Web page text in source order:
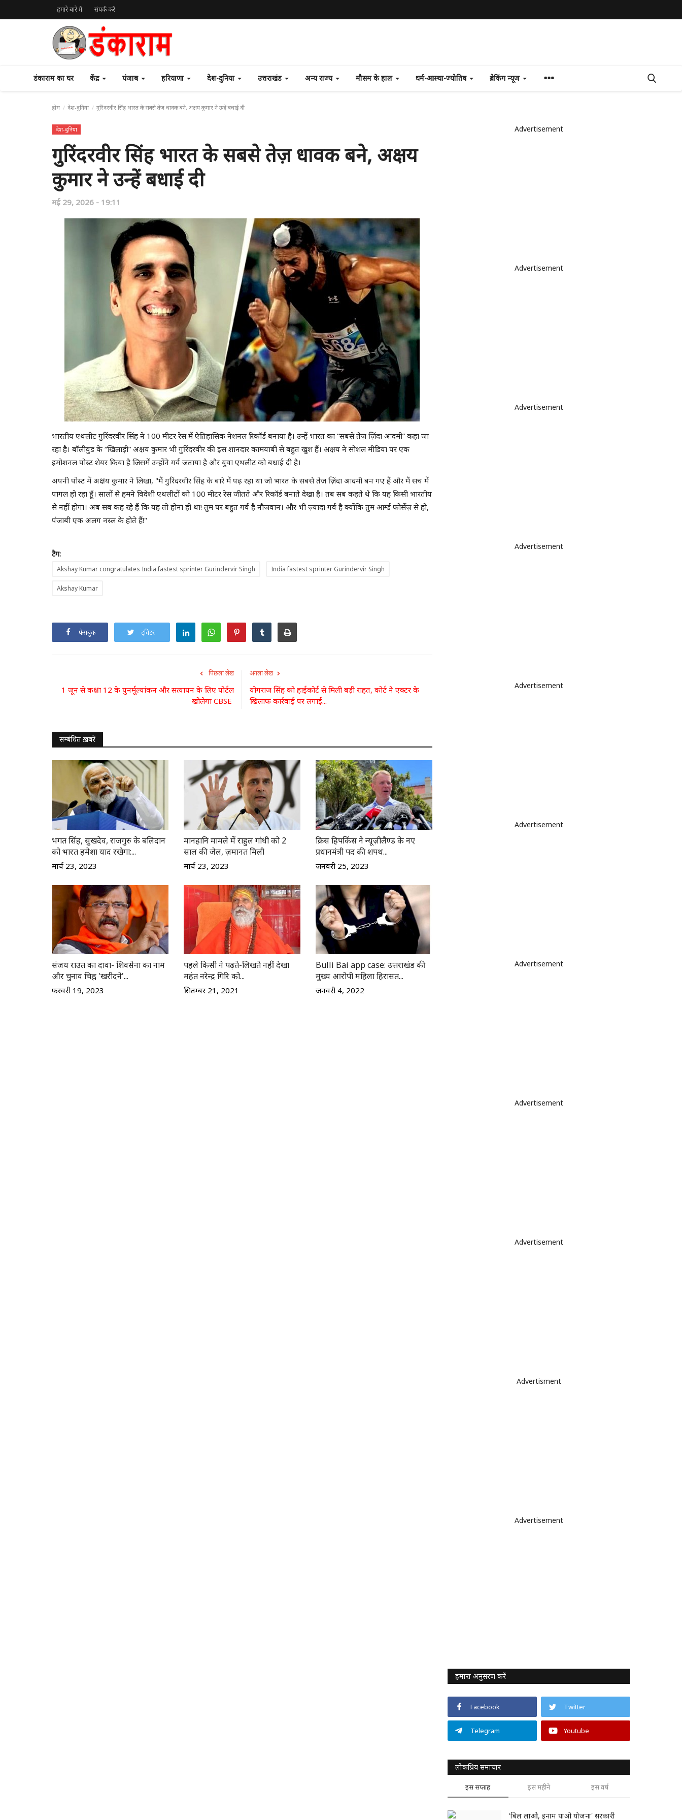
हमारे बारे में संपर्क करें
डंकाराम का घर केंद्र पंजाब हरियाणा देश-दुनिया उत्तराखंड अन्य राज्य मौसम के हाल धर्म-आस्था-ज्योतिष ब्रेकिंग न्यूज
होम देश-दुनिया गुरिंदरवीर सिंह भारत के सबसे तेज़ धावक बने, अक्षय कुमार ने उन्हें बधाई दी
देश-दुनिया
गुरिंदरवीर सिंह भारत के सबसे तेज़ धावक बने, अक्षय
कुमार ने उन्हें बधाई दी
मई 29, 2026 - 19:11
भारतीय एथलीट गुरिंदरवीर सिंह ने 100 मीटर रेस में ऐतिहासिक नेशनल रिकॉर्ड बनाया है। उन्हें भारत का “सबसे तेज़ ज़िंदा आदमी” कहा जा
रहा है। बॉलीवुड के “खिलाड़ी” अक्षय कुमार भी गुरिंदरवीर की इस शानदार कामयाबी से बहुत खुश हैं। अक्षय ने सोशल मीडिया पर एक
इमोशनल पोस्ट शेयर किया है जिसमें उन्होंने गर्व जताया है और युवा एथलीट को बधाई दी है।
अपनी पोस्ट में अक्षय कुमार ने लिखा, "मैं गुरिंदरवीर सिंह के बारे में पढ़ रहा था जो भारत के सबसे तेज़ ज़िंदा आदमी बन गए हैं और मैं सच में
पागल हो रहा हूँ। सालों से हमने विदेशी एथलीटों को 100 मीटर रेस जीतते और रिकॉर्ड बनाते देखा है। तब सब कहते थे कि यह किसी भारतीय
से नहीं होगा। अब सब कह रहे हैं कि यह तो होना ही था! तुम पर बहुत गर्व है नौजवान। और भी ज़्यादा गर्व है क्योंकि तुम आर्म्ड फोर्सेज़ से हो,
पंजाबी एक अलग नस्ल के होते हैं!"
टैग:
Akshay Kumar congratulates India fastest sprinter Gurindervir Singh India fastest sprinter Gurindervir Singh
Akshay Kumar
फेसबुक ट्विटर
पिछला लेख
1 जून से कक्षा 12 के पुनर्मूल्यांकन और सत्यापन के लिए पोर्टल
खोलेगा CBSE
अगला लेख
योगराज सिंह को हाईकोर्ट से मिली बड़ी राहत, कोर्ट ने एक्टर के
खिलाफ कार्रवाई पर लगाई...
सम्बंधित ख़बरें
भगत सिंह, सुखदेव, राजगुरु के बलिदान
को भारत हमेशा याद रखेगा:...
मार्च 23, 2023
मानहानि मामले में राहुल गांधी को 2
साल की जेल, ज़मानत मिली
मार्च 23, 2023
क्रिस हिपकिंस ने न्यूज़ीलैण्ड के नए
प्रधानमंत्री पद की शपथ...
जनवरी 25, 2023
संजय राउत का दावा- शिवसेना का नाम
और चुनाव चिह्न 'खरीदने'...
फ़रवरी 19, 2023
पहले किसी ने पढ़ते-लिखते नहीं देखा
महंत नरेन्द्र गिरि को...
सितम्बर 21, 2021
Bulli Bai app case: उत्तराखंड की
मुख्य आरोपी महिला हिरासत...
जनवरी 4, 2022
Advertisement
Advertisement
Advertisement
Advertisement
Advertisement
Advertisement
Advertisement
Advertisement
Advertisement
Advertisment
Advertisement
हमारा अनुसरण करें
Facebook Twitter
Telegram Youtube
लोकप्रिय समाचार
इस सप्ताह इस महीने इस वर्ष
'बिल लाओ, इनाम पाओ योजना' सरकारी